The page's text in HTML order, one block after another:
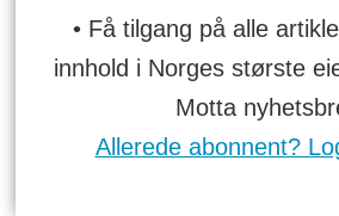
• Få tilgang på alle
innhold i Norges største
Motta
Allerede abonnent?